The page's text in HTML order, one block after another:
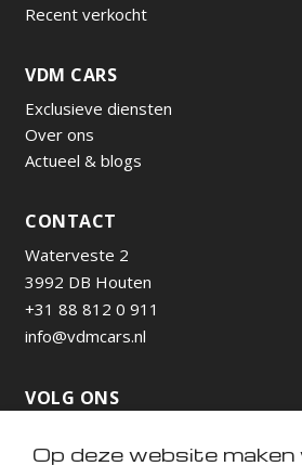
Recent verkocht
VDM CARS
Exclusieve diensten
Over ons
Actueel & blogs
CONTACT
Waterveste 2
3992 DB Houten
+31 88 812 0 911
info@vdmcars.nl
VOLG ONS
Op deze website maken